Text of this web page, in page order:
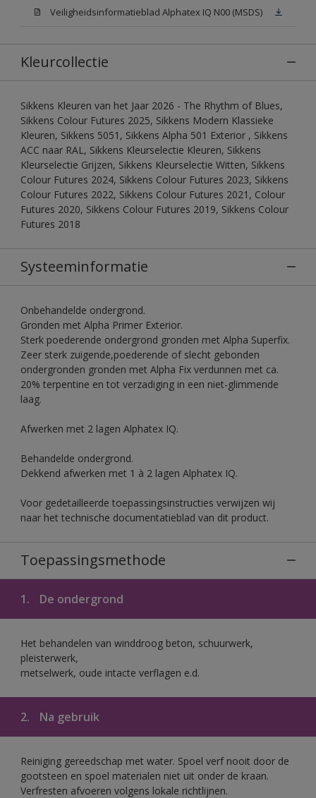
Veiligheidsinformatieblad Alphatex IQ N00 (MSDS)
Kleurcollectie
Sikkens Kleuren van het Jaar 2026 - The Rhythm of Blues,
Sikkens Colour Futures 2025, Sikkens Modern Klassieke
Kleuren, Sikkens 5051, Sikkens Alpha 501 Exterior , Sikkens
ACC naar RAL, Sikkens Kleurselectie Kleuren, Sikkens
Kleurselectie Grijzen, Sikkens Kleurselectie Witten, Sikkens
Colour Futures 2024, Sikkens Colour Futures 2023, Sikkens
Colour Futures 2022, Sikkens Colour Futures 2021, Colour
Futures 2020, Sikkens Colour Futures 2019, Sikkens Colour
Futures 2018
Systeeminformatie
Onbehandelde ondergrond.
Gronden met Alpha Primer Exterior.
Sterk poederende ondergrond gronden met Alpha Superfix.
Zeer sterk zuigende,poederende of slecht gebonden
ondergronden gronden met Alpha Fix verdunnen met ca.
20% terpentine en tot verzadiging in een niet-glimmende
laag.
Afwerken met 2 lagen Alphatex IQ.
Behandelde ondergrond.
Dekkend afwerken met 1 à 2 lagen Alphatex IQ.
Voor gedetailleerde toepassingsinstructies verwijzen wij
naar het technische documentatieblad van dit product.
Toepassingsmethode
1. De ondergrond
Het behandelen van winddroog beton, schuurwerk,
pleisterwerk,
metselwerk, oude intacte verflagen e.d.
2. Na gebruik
Reiniging gereedschap met water. Spoel verf nooit door de
gootsteen en spoel materialen niet uit onder de kraan.
Verfresten afvoeren volgens lokale richtlijnen.